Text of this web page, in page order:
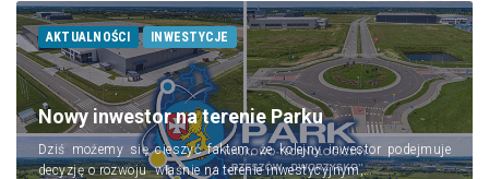
AKTUALNOŚCI INWESTYCJE
Nowy inwestor na terenie Parku
Dziś możemy się cieszyć faktem, że kolejny inwestor podejmuje
decyzję o rozwoju właśnie na terenie inwestycyjnym,…